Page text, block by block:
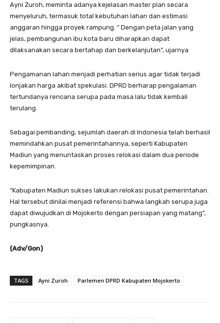
Ayni Zuroh, meminta adanya kejelasan master plan secara
menyeluruh, termasuk total kebutuhan lahan dan estimasi
anggaran hingga proyek rampung. “ Dengan peta jalan yang
jelas, pembangunan ibu kota baru diharapkan dapat
dilaksanakan secara bertahap dan berkelanjutan”, ujarnya
Pengamanan lahan menjadi perhatian serius agar tidak terjadi
lonjakan harga akibat spekulasi. DPRD berharap pengalaman
tertundanya rencana serupa pada masa lalu tidak kembali
terulang.
Sebagai pembanding, sejumlah daerah di Indonesia telah berhasil
memindahkan pusat pemerintahannya, seperti Kabupaten
Madiun yang menuntaskan proses relokasi dalam dua periode
kepemimpinan.
“Kabupaten Madiun sukses lakukan relokasi pusat pemerintahan.
Hal tersebut dinilai menjadi referensi bahwa langkah serupa juga
dapat diwujudkan di Mojokerto dengan persiapan yang matang”,
pungkasnya.
(Adv/Gon)
TAGS Ayni Zuroh Parlemen DPRD Kabupaten Mojokerto